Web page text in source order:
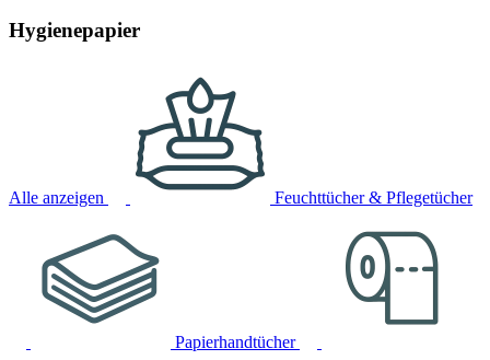
Hygienepapier
Alle anzeigen Feuchttücher & Pflegetücher
Papierhandtücher